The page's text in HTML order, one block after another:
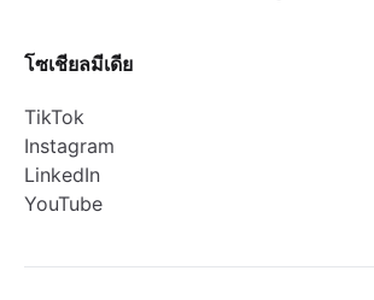
โซเชียลมีเดีย
TikTok
Instagram
LinkedIn
YouTube